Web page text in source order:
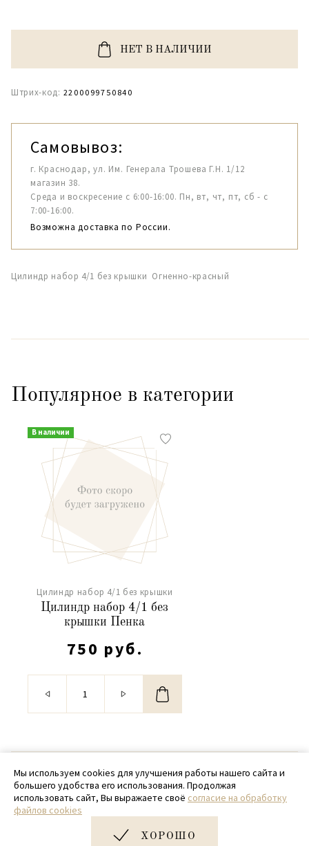
НЕТ В НАЛИЧИИ
Штрих-код: 2200099750840
Самовывоз:
г. Краснодар, ул. Им. Генерала Трошева Г.Н. 1/12
магазин 38.
Среда и воскресение с 6:00-16:00. Пн, вт, чт, пт, сб - с
7:00-16:00.
Возможна доставка по России.
Цилиндр набор 4/1 без крышки Огненно-красный
Популярное в категории
В наличии
Цилиндр набор 4/1 без крышки
Цилиндр набор 4/1 без
крышки Пенка
750 руб.
© 2020 - 2026 SamPack
+ 7 (918) 699-97-87
zakaz@sampack.store
Мы используем cookies для улучшения работы нашего сайта и
большего удобства его использования. Продолжая
использовать сайт, Вы выражаете своё согласие на обработку
файлов cookies
ХОРОШО